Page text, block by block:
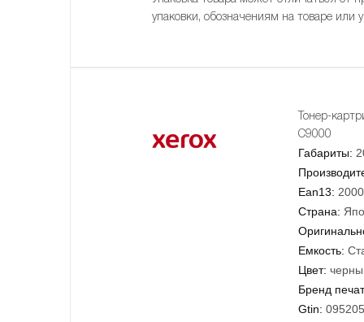
упаковки, обозначениям на товаре или
Тонер-
C9000
Габариты:
Ean13:
Страна:
Емкость:
Цвет:
Бренд
Gtin: